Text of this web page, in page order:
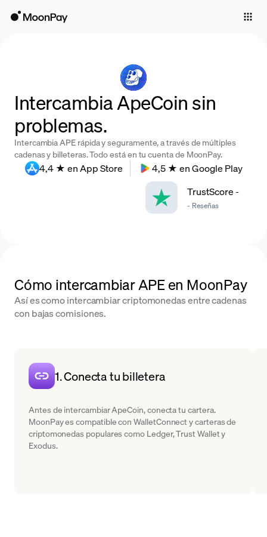
Trade
Company
Crypto Prices
Intercambia ApeCoin sin
problemas.
Intercambia APE rápida y seguramente, a través de múltiples
cadenas y billeteras. Todo está en tu cuenta de MoonPay.
4,4 ★ en App Store
4,5 ★ en Google Play
TrustScore-
- Reseñas
Cómo intercambiar APE en MoonPay
Así es como intercambiar criptomonedas entre cadenas
con bajas comisiones.
1. Conecta tu billetera
Antes de intercambiar ApeCoin, conecta tu cartera.
MoonPay es compatible con WalletConnect y carteras de
criptomonedas populares como Ledger, Trust Wallet y
Exodus.